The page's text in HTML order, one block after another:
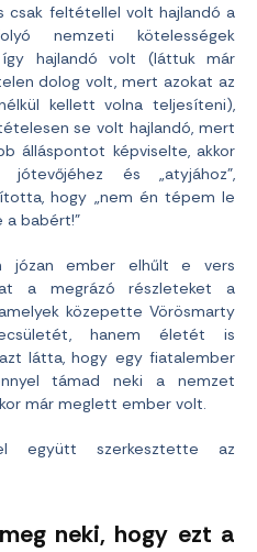
csak feltétellel volt hajlandó a
nemzeti kötelességek
hajlandó volt (láttuk már
dolog volt, mert azokat az
kellett volna teljesíteni),
se volt hajlandó, mert
álláspontot képviselte, akkor
és „atyjához”,
hogy „nem én tépem le
a babért!”
józan ember elhűlt e vers
a megrázó részleteket a
közepette Vörösmarty
hanem életét is
látta, hogy egy fiatalember
támad neki a nemzet
már meglett ember volt.
együtt szerkesztette az
neki, hogy ezt a